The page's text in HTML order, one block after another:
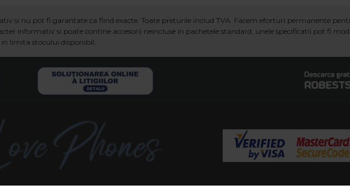
si nu pot fi garantate ca fiind exacte. Toate preturile includ TVA. Facem eforturi permanente
informativ si poate contine accesorii neincluse in pachetele standard, unele specificatii pot fi
limita stocului disponibil.